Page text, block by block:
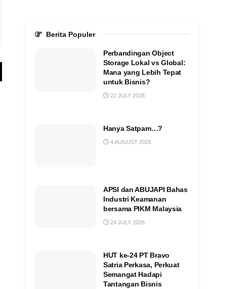
Berita Populer
Perbandingan Object
Storage Lokal vs Global:
Mana yang Lebih Tepat
untuk Bisnis?
22 JULY 2026
Hanya Satpam…?
4 AUGUST 2026
APSI dan ABUJAPI Bahas
Industri Keamanan
bersama PIKM Malaysia
24 JULY 2026
HUT ke-24 PT Bravo
Satria Perkasa, Perkuat
Semangat Hadapi
Tantangan Bisnis